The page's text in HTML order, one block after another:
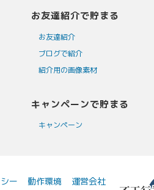
お友達紹介で貯まる
お友達紹介
ブログで紹介
紹介用の画像素材
キャンペーンで貯まる
キャンペーン
ー 動作環境 運営会社